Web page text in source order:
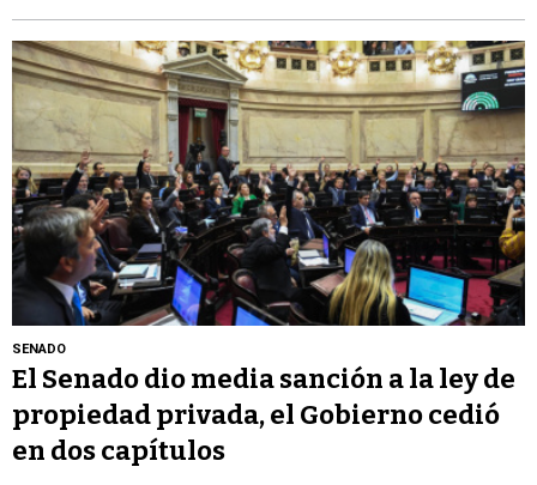
SENADO
El Senado dio media sanción a la ley de
propiedad privada, el Gobierno cedió
en dos capítulos